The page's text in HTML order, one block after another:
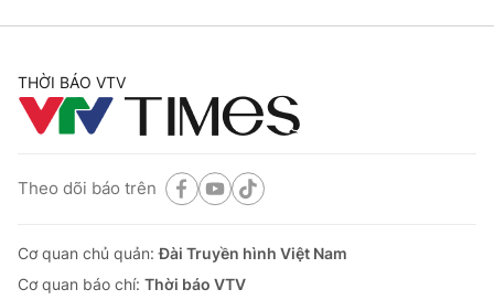
THỜI BÁO VTV
Theo dõi báo trên
Cơ quan chủ quản:Đài Truyền hình Việt Nam
Cơ quan báo chí: Thời báo VTV